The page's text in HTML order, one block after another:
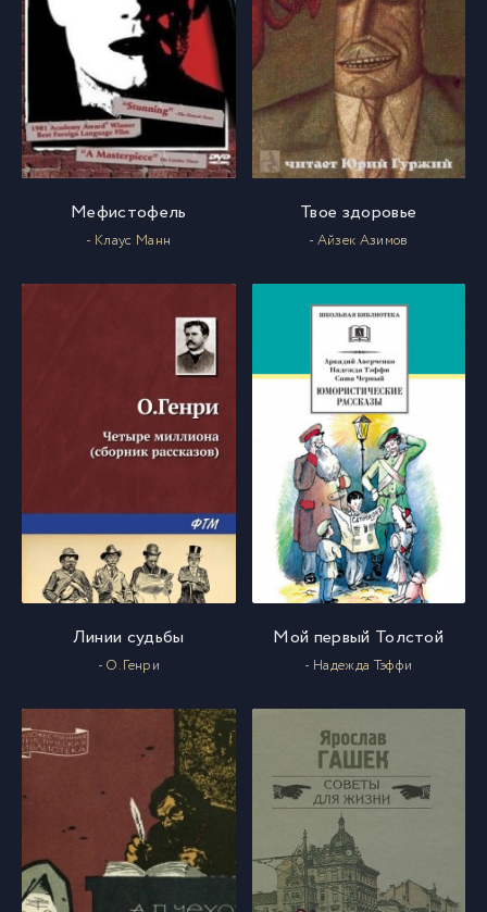
Мефистофель
- Клаус Манн
Твое здоровье
- Айзек Азимов
Линии судьбы
- О. Генри
Мой первый Толстой
- Надежда Тэффи